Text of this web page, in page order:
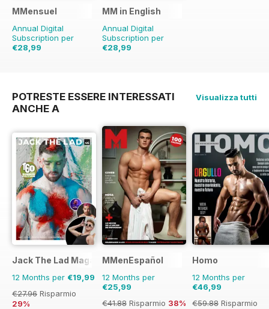
MMensuel
Annual Digital
Subscription per
€28,99
MM in English
Annual Digital
Subscription per
€28,99
POTRESTE ESSERE INTERESSATI
ANCHE A
Visualizza tutti
Jack The Lad Magazine
12 Months per €19,99
€27.96 Risparmio
29%
MMenEspañol
12 Months per
€25,99
€41.88 Risparmio 38%
Homo
12 Months per
€46,99
€59.88 Risparmio